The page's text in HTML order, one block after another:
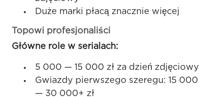
Duże marki płacą znacznie więcej
Topowi profesjonaliści
Główne role w serialach:
5 000 — 15 000 zł za dzień zdjęciowy
Gwiazdy pierwszego szeregu: 15 000
— 30 000+ zł